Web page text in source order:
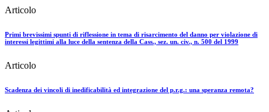
Articolo
Primi brevissimi spunti di riflessione in tema di risarcimento del danno per violazione di
interessi legittimi alla luce della sentenza della Cass., sez. un. civ., n. 500 del 1999
Articolo
Scadenza dei vincoli di inedificabilità ed integrazione del p.r.g.: una speranza remota?